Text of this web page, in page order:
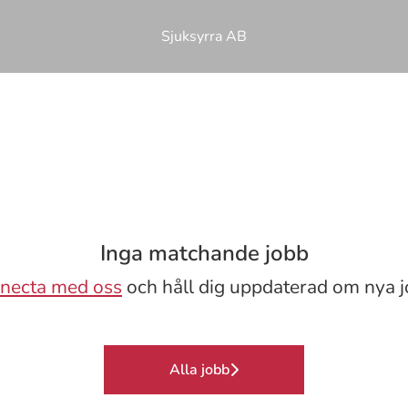
Sjuksyrra AB
Inga matchande jobb
med oss och håll dig uppdaterad om nya
Alla jobb